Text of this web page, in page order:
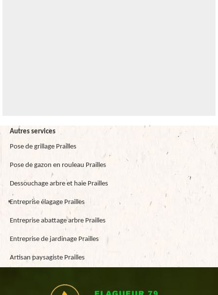
Autres services
Pose de grillage Prailles
Pose de gazon en rouleau Prailles
Dessouchage arbre et haie Prailles
Entreprise élagage Prailles
Entreprise abattage arbre Prailles
Entreprise de jardinage Prailles
Artisan paysagiste Prailles